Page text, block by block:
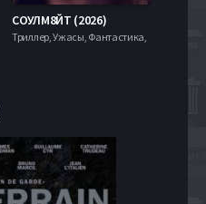
СОУЛМ8ЙТ (2026)
Триллер, Ужасы, Фантастика,